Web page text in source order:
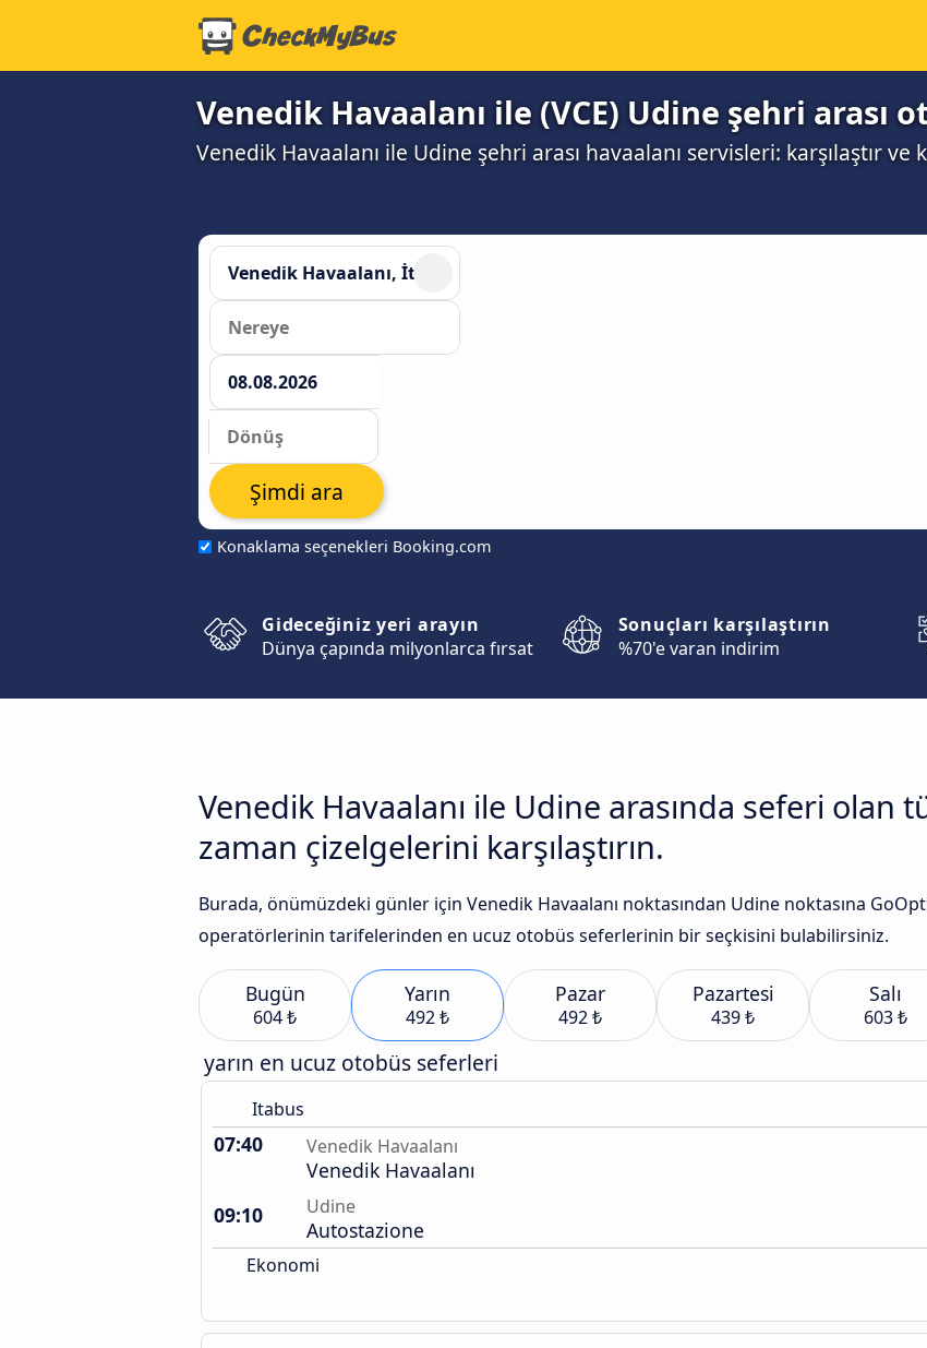
Venedik Havaalanı ile (VCE) Udine şehri arası
Venedik Havaalanı ile Udine şehri arası havaalanı servisleri: karşılaştır ve
Konaklama seçenekleri Booking.com
Şimdi ara
Gideceğiniz yeri arayın
Dünya çapında milyonlarca fırsat
Sonuçları karşılaştırın
%70'e varan indirim
Venedik Havaalanı ile Udine arasında seferi olan
zaman çizelgelerini karşılaştırın.
Burada, önümüzdeki günler için Venedik Havaalanı noktasından Udine noktasına
operatörlerinin tarifelerinden en ucuz otobüs seferlerinin bir seçkisini bulabilirsiniz.
Bugün
604 ₺
Yarın
492 ₺
Pazar
492 ₺
Pazartesi
439 ₺
Salı
603 ₺
yarın en ucuz otobüs seferleri
Itabus
07:40 Venedik Havaalanı
Venedik Havaalanı
09:10
Udine
Autostazione
Ekonomi